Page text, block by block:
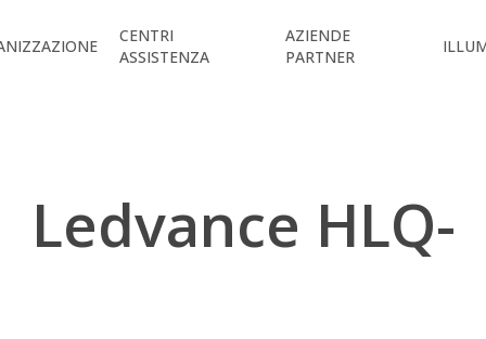
CENTRI
ASSISTENZA
AZIENDE
PARTNER
Ledvance HLQ-